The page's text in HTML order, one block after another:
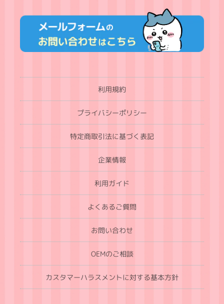
利用規約
プライバシーポリシー
特定商取引法に基づく表記
企業情報
利用ガイド
よくあるご質問
お問い合わせ
OEMのご相談
カスタマーハラスメントに対する基本方針